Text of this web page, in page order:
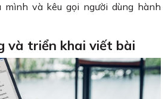
mình và kêu gọi người dùng hành
và triển khai viết bài